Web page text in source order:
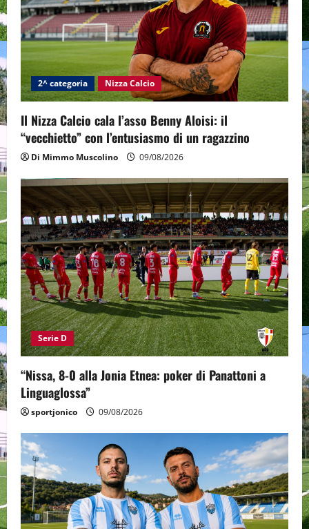
2^ categoria Nizza Calcio
Il Nizza Calcio cala l’asso Benny Aloisi: il
“vecchietto” con l’entusiasmo di un ragazzino
Di Mimmo Muscolino 09/08/2026
Serie D
“Nissa, 8-0 alla Jonia Etnea: poker di Panattoni a
Linguaglossa”
sportjonico 09/08/2026